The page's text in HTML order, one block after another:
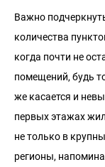
Важно
количества
когда почти не
помещений, будь
же касается и
первых этажах
не только в
регионы,